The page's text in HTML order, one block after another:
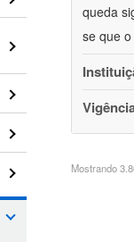
queda
se que
Mostrando